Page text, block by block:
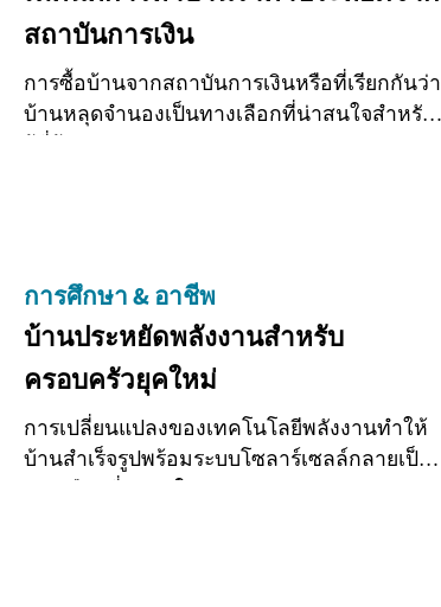
สถาบันการเงิน
การซื้อบ้านจากสถาบันการเงินหรือที่เรียกกันว่า
บ้านหลุดจำนองเป็นทางเลือกที่น่าสนใจสำหรับ
การศึกษา & อาชีพ
บ้านประหยัดพลังงานสำหรับ
ครอบครัวยุคใหม่
การเปลี่ยนแปลงของเทคโนโลยีพลังงานทำให้
บ้านสำเร็จรูปพร้อมระบบโซลาร์เซลล์กลายเป็น